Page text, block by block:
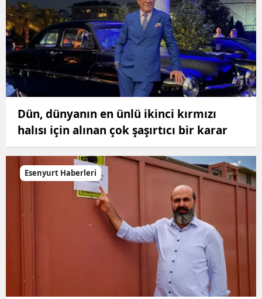
Dün, dünyanın en ünlü ikinci kırmızı
halısı için alınan çok şaşırtıcı bir karar
Esenyurt Haberleri